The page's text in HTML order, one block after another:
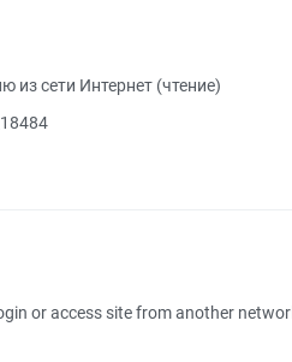
из сети Интернет (чтение)
or access site from another